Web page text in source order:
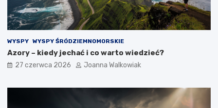
WYSPY WYSPY ŚRÓDZIEMNOMORSKIE
Azory – kiedy jechać i co warto wiedzieć?
27 czerwca 2026 Joanna Walkowiak